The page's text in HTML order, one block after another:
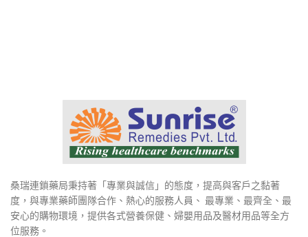
桑瑞連鎖藥局秉持著「專業與誠信」的態度，提高與客戶之黏著
度，與專業藥師團隊合作、熱心的服務人員、 最專業、最齊全、最
安心的購物環境，提供各式營養保健、婦嬰用品及醫材用品等全方
位服務。